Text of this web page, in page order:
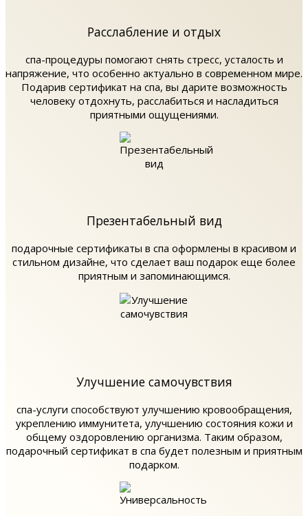
Расслабление и отдых
спа-процедуры помогают снять стресс, усталость и
напряжение, что особенно актуально в современном мире.
Подарив сертификат на спа, вы дарите возможность
человеку отдохнуть, расслабиться и насладиться
приятными ощущениями.
Презентабельный вид
подарочные сертификаты в спа оформлены в красивом и
стильном дизайне, что сделает ваш подарок еще более
приятным и запоминающимся.
Улучшение самочувствия
спа-услуги способствуют улучшению кровообращения,
укреплению иммунитета, улучшению состояния кожи и
общему оздоровлению организма. Таким образом,
подарочный сертификат в спа будет полезным и приятным
подарком.